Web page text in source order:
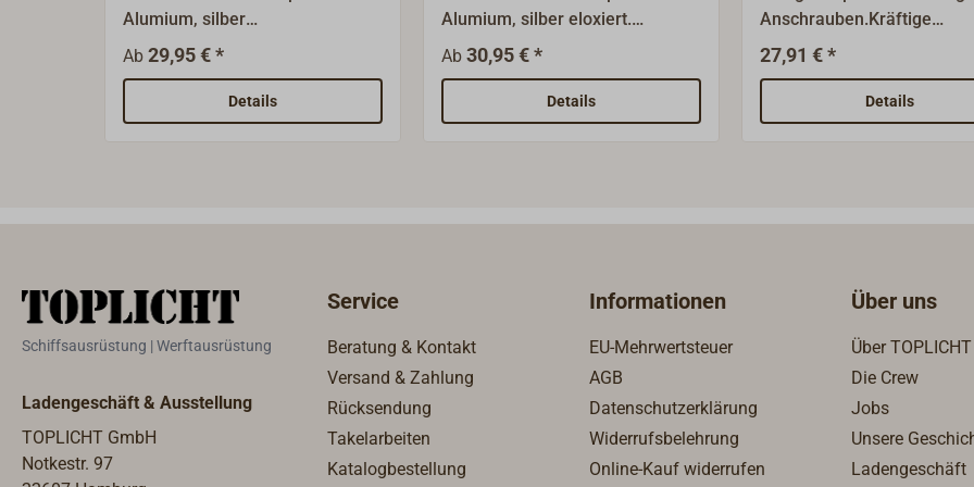
Alumium, silber
eloxiert.Klassische Belegklampe
/ Festmacherklampe, die auf
zahlreichen Yachten verwendet
wird. Verfügbar in verschiedenen
Befestigung mit zwei
die Klampe - siehe "Passende
Ab 29,95 € *
Details
Alumium, silber eloxiert.
Klassische Belegklampe /
Festmacherklampe, die auf
zahlreichen Yachten verwendet
wird. Verfügbar in verschiedenen
durch die beiden Sockel (Füße) -
Ab 30,95 € *
Details
Anschrauben.Kräftige
Ausführung.
27,91 € *
Details
Schiffsausrüstung | Werftausrüstung
Ladengeschäft & Ausstellung
TOPLICHT GmbH
Notkestr. 97
Service
Beratung & Kontakt
Versand & Zahlung
Rücksendung
Takelarbeiten
Katalogbestellung
Informationen
EU-Mehrwertsteuer
AGB
Datenschutzerklärung
Widerrufsbelehrung
Online-Kauf widerrufen
Über uns
Über TOPLICHT
Die Crew
Jobs
Unsere
Ladengeschäft